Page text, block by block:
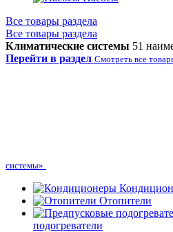
Все товары раздела
Все товары раздела
Климатические системы 51
Перейти в раздел Смотреть все
системы»
Отопители
подогреватели